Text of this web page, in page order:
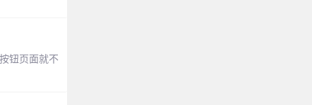
钮页面就不